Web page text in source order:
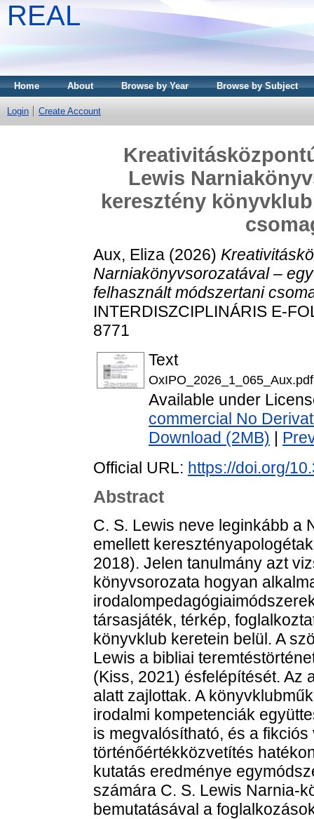
REAL
Home About Browse by Year Browse by Subject
Login Create Account
Lewis
keresztény
Aux, Eliza (2026)
Narniakönyvsorozatával –
felhasznált módszertani
INTERDISZCIPLINÁRIS E-
8771
Text
OxIPO_2026_1_065_Aux.pdf
Available under
commercial No
Download (2MB)
Official URL: https://doi.org/
Abstract
C. S. Lewis neve leginkább a
emellett
2018). Jelen tanulmány azt
könyvsorozata hogyan
társasjáték, térkép,
könyvklub keretein belül. A
Lewis a bibliai
(Kiss, 2021) ésfelépítését. Az
alatt zajlottak. A
irodalmi kompetenciák
is megvalósítható, és a
történőértékközvetítés
kutatás eredménye
számára C. S. Lewis Narnia-
bemutatásával a